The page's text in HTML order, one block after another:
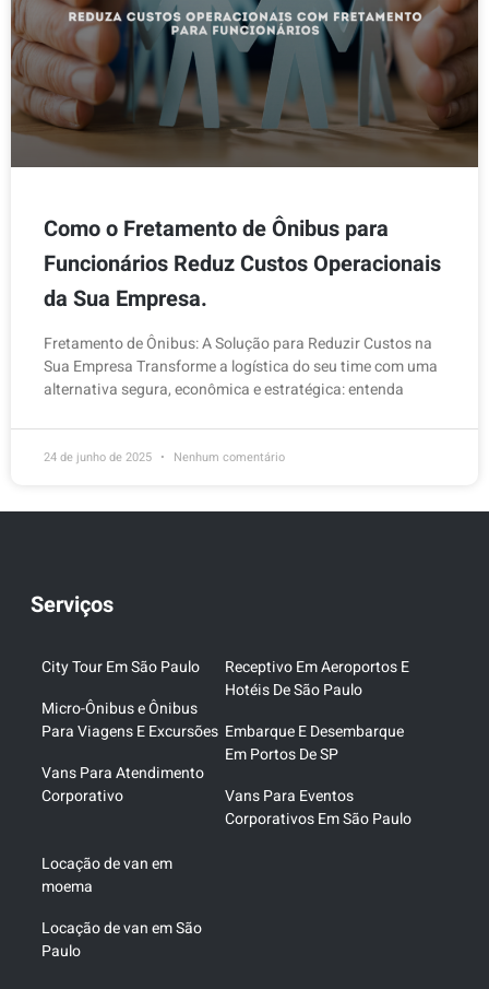
Como o Fretamento de Ônibus para
Funcionários Reduz Custos Operacionais
da Sua Empresa.
Fretamento de Ônibus: A Solução para Reduzir Custos na
Sua Empresa Transforme a logística do seu time com uma
alternativa segura, econômica e estratégica: entenda
24 de junho de 2025 Nenhum comentário
Serviços
City Tour Em São Paulo
Micro-Ônibus e Ônibus
Para Viagens E Excursões
Vans Para Atendimento
Corporativo
Receptivo Em Aeroportos E
Hotéis De São Paulo
Embarque E Desembarque
Em Portos De SP
Vans Para Eventos
Corporativos Em São Paulo
Locação de van em
moema
Locação de van em São
Paulo